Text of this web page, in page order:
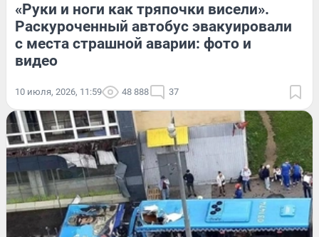
«Руки и ноги как тряпочки висели».
Раскуроченный автобус эвакуировали
с места страшной аварии: фото и
видео
10 июля, 2026, 11:59 48 888 37